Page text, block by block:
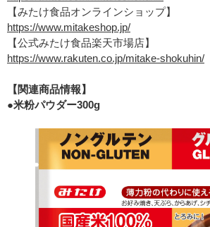
【みたけ食品オンラインショップ】
https://www.mitakeshop.jp/
【公式みたけ食品楽天市場店】
https://www.rakuten.co.jp/mitake-shokuhin/
【関連商品情報】
●米粉パウダー300g